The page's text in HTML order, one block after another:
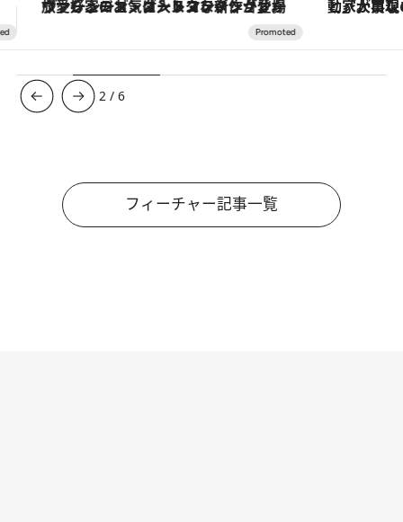
「大事なのは地域の意識を変えること」。ロレックス賞受賞の自然保護活動家が実現させたナイジェリアの自然環境の復活
3 /6
フィーチャー記事一覧